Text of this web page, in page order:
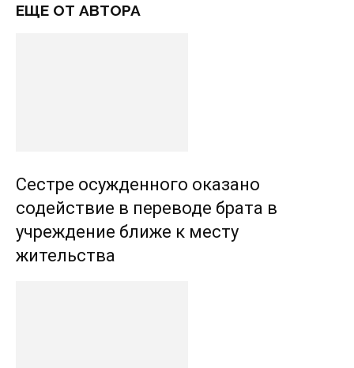
ЕЩЕ ОТ АВТОРА
Сестре осужденного оказано
содействие в переводе брата в
учреждение ближе к месту
жительства